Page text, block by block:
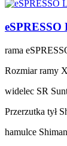
eSPRESSO
rama
Rozmiar ramy
widelec SR
Przerzutka tył
hamulce